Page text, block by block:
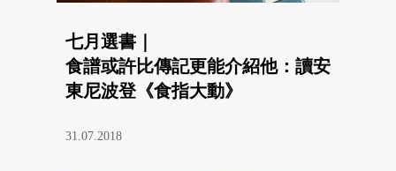
七月選書｜
食譜或許比傳記更能介紹他：讀安
東尼波登《食指大動》
31.07.2018